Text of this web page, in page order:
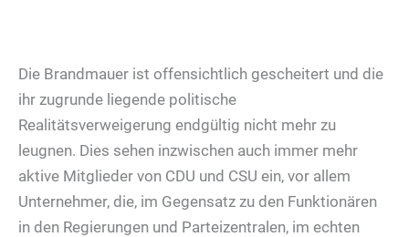
Die Brandmauer ist offensichtlich gescheitert und die
ihr zugrunde liegende politische
Realitätsverweigerung endgültig nicht mehr zu
leugnen. Dies sehen inzwischen auch immer mehr
aktive Mitglieder von CDU und CSU ein, vor allem
Unternehmer, die, im Gegensatz zu den Funktionären
in den Regierungen und Parteizentralen, im echten